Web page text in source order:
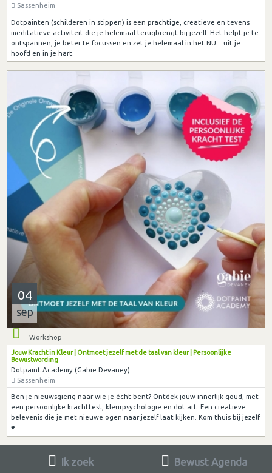
Sassenheim
Dotpainten (schilderen in stippen) is een prachtige, creatieve en tevens
meditatieve activiteit die je helemaal terugbrengt bij jezelf. Het helpt je te
ontspannen, je beter te focussen en zet je helemaal in het NU... uit je
hoofd en in je hart.
04
sep
Workshop
Jouw Kracht in Kleur | Ontmoet jezelf met de taal van kleur | Persoonlijke
Bewustwording
Dotpaint Academy (Gabie Devaney)
Sassenheim
Ben je nieuwsgierig naar wie je écht bent? Ontdek jouw innerlijk goud, met
een persoonlijke krachttest, kleurpsychologie en dot art. Een creatieve
belevenis die je met nieuwe ogen naar jezelf laat kijken. Kom thuis bij jezelf
♥︎
Ik zoek Bewust Agenda